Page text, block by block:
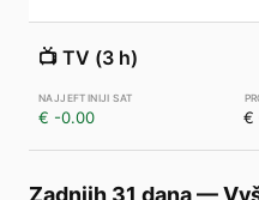
📺 TV (3 h)
€ -0.00 €
Zadnjih 31 dana—